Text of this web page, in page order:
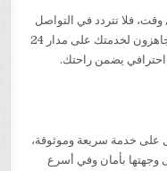
فلا تتردد في التواصل
. نحن جاهزون لخدمتك على مدار 24
يضمن راحتك.
على خدمة سريعة وموثوقة،
بأمان وفي أسرع